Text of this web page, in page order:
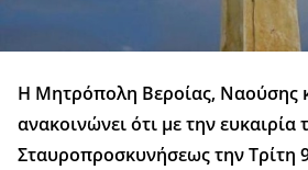
Η Μητρόπολη Βεροίας, Ναούσης
ανακοινώνει ότι με την ευκαιρία
Σταυροπροσκυνήσεως την Τρίτη